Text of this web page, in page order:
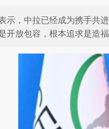
示，中拉已经成为携手共
开放包容，根本追求是造